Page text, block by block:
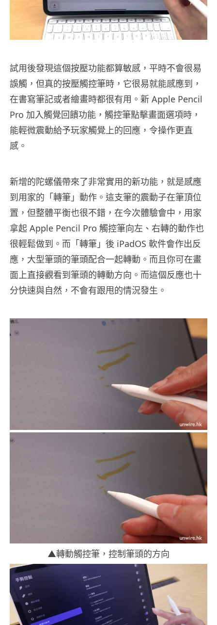
試用後發現這個按壓功能都算敏感，平時不會很易
誤觸，但真的按壓觸控筆時，它很易就能感應到，
在書寫筆記或者繪畫時都很有用。新 Apple Pencil
Pro 加入觸覺回饋功能，觸控筆點擊畫面選項時，
能輕微震動給予玩家觸覺上的回應，令操作更直
感。
新增的陀螺儀帶來了非常實用的新功能，就是感應
到用家的「轉筆」動作。這支筆的震動子在筆頂位
置，但整體平衡也很不錯，在今次體驗會中，用家
拿起 Apple Pencil Pro 觸控筆向左、右轉的動作也
很輕鬆做到。而「轉筆」後 iPadOS 軟件會作出反
應，大型筆頭的筆頭配合一起轉動。而且你可在畫
面上直接觀看到筆頭的轉動方向。而這個反應也十
分快速與自然，不會有跟甩的情況發生。
▲轉動觸控筆，控制筆頭的方向